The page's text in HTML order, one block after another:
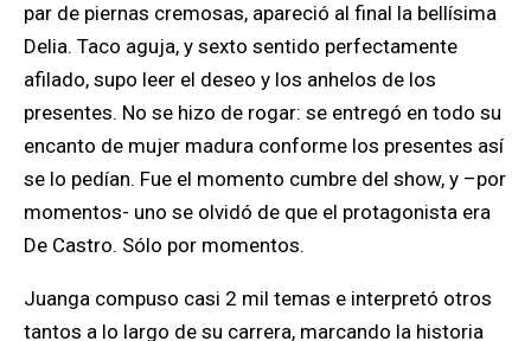
par de piernas cremosas, apareció al final la bellísima
Delia. Taco aguja, y sexto sentido perfectamente
afilado, supo leer el deseo y los anhelos de los
presentes. No se hizo de rogar: se entregó en todo su
encanto de mujer madura conforme los presentes así
se lo pedían. Fue el momento cumbre del show, y –por
momentos- uno se olvidó de que el protagonista era
De Castro. Sólo por momentos.
Juanga compuso casi 2 mil temas e interpretó otros
tantos a lo largo de su carrera, marcando la historia